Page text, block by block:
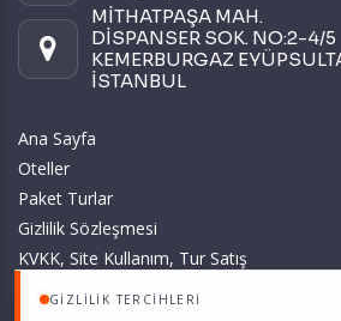
GIZLILIK TERCIHLERI
MİTHATPAŞA MAH.
DİSPANSER SOK. NO:2-4/5
KEMERBURGAZ
İSTANBUL
Ana Sayfa
Oteller
Paket Turlar
Gizlilik Sözleşmesi
KVKK, Site Kullanım, Tur Satış